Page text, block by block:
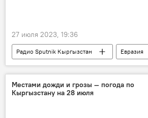
27 июля 2023, 19:36
Радио Sputnik Кыргызстан
Евразия
Центральная Азия
Узбекистан
Культура
Особый акцент
Равшан Назаров
Местами дожди и грозы — погода по
Кыргызстану на 28 июля